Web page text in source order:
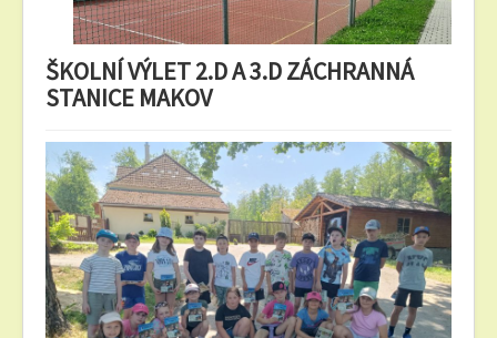
ŠKOLNÍ VÝLET 2.D A 3.D ZÁCHRANNÁ
STANICE MAKOV